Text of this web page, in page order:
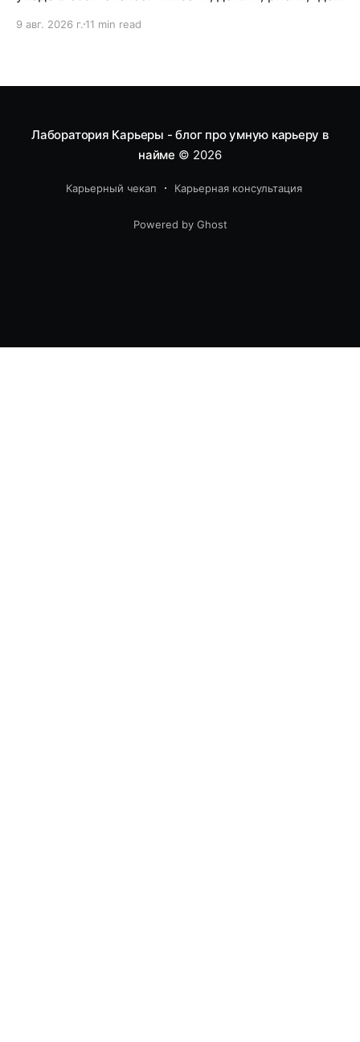
модели перехода.
9 авг. 2026 г. 11 min read
Лаборатория Карьеры - блог про умную карьеру в
найме © 2026
Карьерный чекап Карьерная консультация
Powered by Ghost